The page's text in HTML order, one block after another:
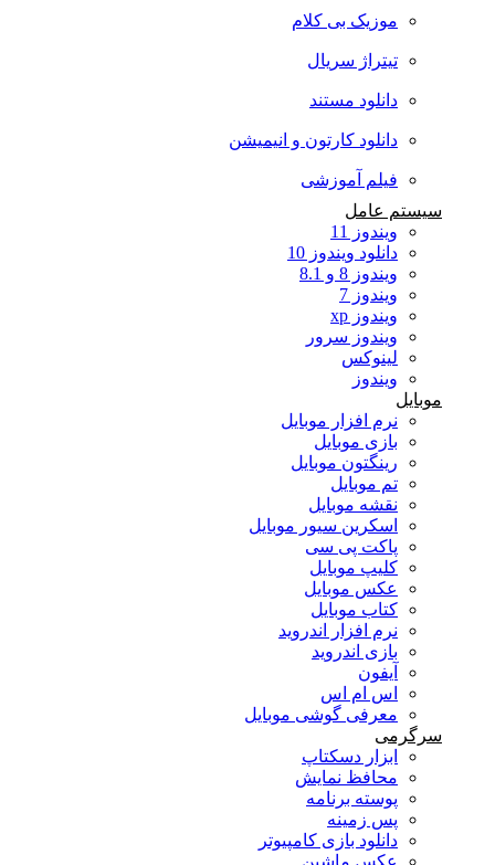
موزیک بی کلام
تیتراژ سریال
دانلود مستند
دانلود کارتون و انیمیشن
فیلم آموزشی
سیستم عامل
ویندوز 11
دانلود ویندوز 10
ویندوز 8 و 8.1
ویندوز 7
ویندوز xp
ویندوز سرور
لینوکس
ویندوز
موبایل
نرم افزار موبایل
بازی موبایل
رینگتون موبایل
تم موبایل
نقشه موبایل
اسکرین سیور موبایل
پاکت پی سی
کلیپ موبایل
عکس موبایل
کتاب موبایل
نرم افزار اندروید
بازی اندروید
آیفون
اس ام اس
معرفی گوشی موبایل
سرگرمی
ابزار دسکتاپ
محافظ نمایش
پوسته برنامه
پس زمینه
دانلود بازی کامپیوتر
عکس ماشین